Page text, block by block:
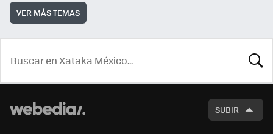
VER MÁS TEMAS
SUBIR